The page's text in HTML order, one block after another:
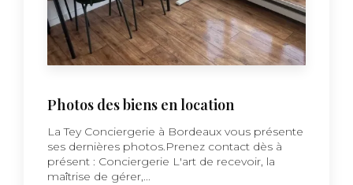
Photos des biens en location
La Tey Conciergerie à Bordeaux vous présente
ses dernières photos.Prenez contact dès à
présent : Conciergerie L'art de recevoir, la
maîtrise de gérer,...